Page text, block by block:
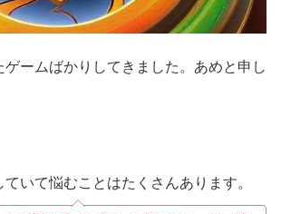
ームばかりしてきました。あめと申し
いて悩むことはたくさんあります。